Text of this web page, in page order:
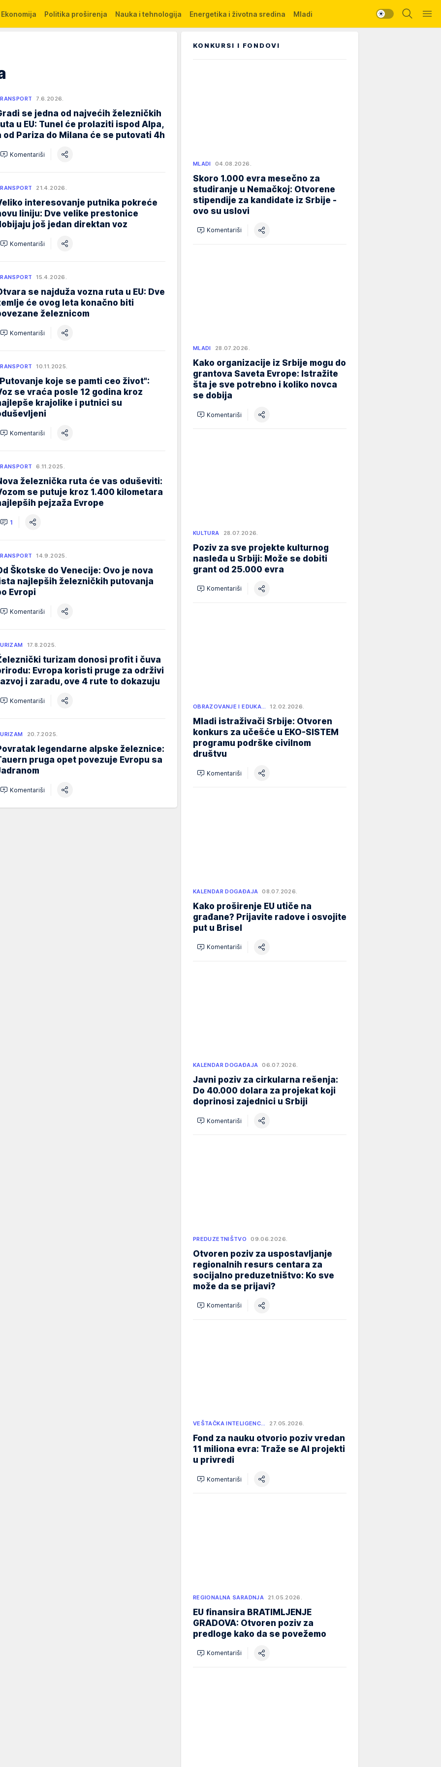
Ekonomija Politika proširenja Nauka i tehnologija Energetika i životna sredina Mladi
7.6.2026.
se jedna od najvećih železničkih
u EU: Tunel će prolaziti ispod Alpa,
od Pariza do Milana će se putovati 4h
Komentariši
21.4.2026.
interesovanje putnika pokreće
liniju: Dve velike prestonice
još jedan direktan voz
Komentariši
15.4.2026.
se najduža vozna ruta u EU: Dve
će ovog leta konačno biti
železnicom
Komentariši
10.11.2025.
koje se pamti ceo život":
se vraća posle 12 godina kroz
krajolike i putnici su
Komentariši
6.11.2025.
železnička ruta će vas oduševiti:
se putuje kroz 1.400 kilometara
pejzaža Evrope
1
14.9.2025.
Škotske do Venecije: Ovo je nova
najlepših železničkih putovanja
Evropi
Komentariši
17.8.2025.
turizam donosi profit i čuva
Evropa koristi pruge za održivi
i zaradu, ove 4 rute to dokazuju
Komentariši
20.7.2025.
legendarne alpske železnice:
pruga opet povezuje Evropu sa
Komentariši
KONKURSI I FONDOVI
MLADI 04.08.2026.
Skoro 1.000 evra mesečno za
studiranje u Nemačkoj: Otvorene
stipendije za kandidate iz Srbije -
ovo su uslovi
Komentariši
MLADI 28.07.2026.
Kako organizacije iz Srbije mogu do
grantova Saveta Evrope: Istražite
šta je sve potrebno i koliko novca
se dobija
Komentariši
KULTURA 28.07.2026.
Poziv za sve projekte kulturnog
nasleđa u Srbiji: Može se dobiti
grant od 25.000 evra
Komentariši
OBRAZOVANJE I EDUKA… 12.02.2026.
Mladi istraživači Srbije: Otvoren
konkurs za učešće u EKO-SISTEM
programu podrške civilnom
društvu
Komentariši
KALENDAR DOGAĐAJA 08.07.2026.
Kako proširenje EU utiče na
građane? Prijavite radove i osvojite
put u Brisel
Komentariši
KALENDAR DOGAĐAJA 06.07.2026.
Javni poziv za cirkularna rešenja:
Do 40.000 dolara za projekat koji
doprinosi zajednici u Srbiji
Komentariši
PREDUZETNIŠTVO 09.06.2026.
Otvoren poziv za uspostavljanje
regionalnih resurs centara za
socijalno preduzetništvo: Ko sve
može da se prijavi?
Komentariši
VEŠTAČKA INTELIGENC… 27.05.2026.
Fond za nauku otvorio poziv vredan
11 miliona evra: Traže se AI projekti
u privredi
Komentariši
REGIONALNA SARADNJA 21.05.2026.
EU finansira BRATIMLJENJE
GRADOVA: Otvoren poziv za
predloge kako da se povežemo
Komentariši